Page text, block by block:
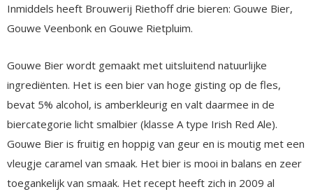
Inmiddels heeft Brouwerij Riethoff drie bieren: Gouwe Bier,
Gouwe Veenbonk en Gouwe Rietpluim.
Gouwe Bier wordt gemaakt met uitsluitend natuurlijke
ingrediënten. Het is een bier van hoge gisting op de fles,
bevat 5% alcohol, is amberkleurig en valt daarmee in de
biercategorie licht smalbier (klasse A type Irish Red Ale).
Gouwe Bier is fruitig en hoppig van geur en is moutig met een
vleugje caramel van smaak. Het bier is mooi in balans en zeer
toegankelijk van smaak. Het recept heeft zich in 2009 al